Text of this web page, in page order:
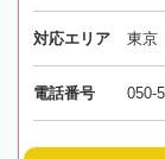
対応エリア 東京
電話番号 050-